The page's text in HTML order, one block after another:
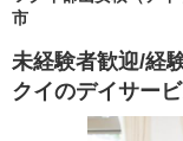
市
未経験者歓迎/経
クイのデイサー